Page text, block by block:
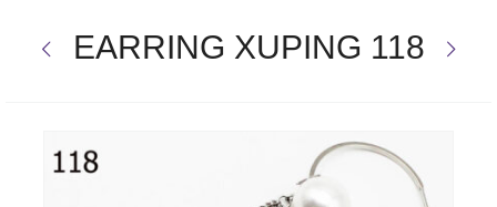
EARRING XUPING 118